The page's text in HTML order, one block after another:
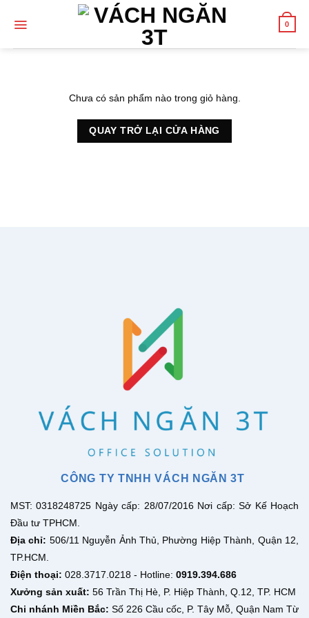
0
Chưa có sản phẩm nào trong giỏ hàng.
QUAY TRỞ LẠI CỬA HÀNG
CÔNG TY TNHH VÁCH NGĂN 3T
MST: 0318248725 Ngày cấp: 28/07/2016 Nơi cấp: Sở Kế Hoạch
Đầu tư TPHCM.
Địa chỉ: 506/11 Nguyễn Ảnh Thủ, Phường Hiệp Thành, Quận 12,
TP.HCM.
Điện thoại: 028.3717.0218 - Hotline: 0919.394.686
Xưởng sản xuất: 56 Trần Thị Hè, P. Hiệp Thành, Q.12, TP. HCM
Chi nhánh Miền Bắc: Số 226 Cầu cốc, P. Tây Mỗ, Quận Nam Từ